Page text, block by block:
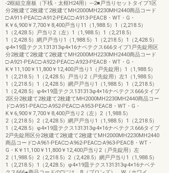
-2框組立座板（下桟・太框H24用）---2■戸当りセットタイプ1区
分2枚建て2枚建て2枚建てMH2000MH2230MH2440商品コード
□-A911-PEAC□-A912-PEAC□-A913-PEACB・WT・G・
K￥6,900￥7,700￥8,400戸当り11（1,988.5）1（2,218.5）
1（2,428.5）戸当り2（左）1（1,988.5）1（2,218.5）
1（2,428.5）網戸戸当り1（1,988.5）1（2,218.5）1（2,428.5）
φ4×19皿テクス131313φ4×16ナベテクス666タイプ1戸先錠用区
分2枚建て2枚建て2枚建てMH2000MH2230MH2440商品コード
□-A921-PEAC□-A922-PEAC□-A923-PEACB・WT・G・
K￥11,100￥11,800￥12,400戸当り1（戸先錠用）1（1,988.5）
1（2,218.5）1（2,428.5）戸当り2（戸先錠用）左1（1,988.5）
1（2,218.5）1（2,428.5）網戸戸当り1（1,988.5）1（2,218.5）
1（2,428.5）φ4×19皿テクス131313φ4×16ナベテクス666タイプ
2区分2枚建て2枚建て2枚建てMH2000MH2230MH2440商品コー
ド□-A951-PEAC□-A952-PEAC□-A953-PEACB・WT・G・
K￥6,900￥7,700￥8,400戸当り2（左）2（1,988.5）
2（2,218.5）2（2,428.5）網戸戸当り1（1,988.5）1（2,218.5）
1（2,428.5）φ4×19皿テクス131313φ4×16ナベテクス666タイプ
2戸先錠用区分2枚建て2枚建て2枚建てMH2000MH2230MH2440
商品コード□-A961-PEAC□-A962-PEAC□-A963-PEACB・WT・
G・K￥11,100￥11,800￥12,400戸当り2（戸先錠用）左
2（1,988.5）2（2,218.5）2（2,428.5）網戸戸当り1（1,988.5）
1（2,218.5）1（2,428.5）φ4×19皿テクス131313φ4×16ナベテ